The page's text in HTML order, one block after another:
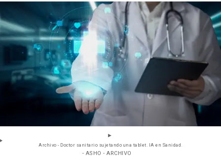
Archivo - Doctor sanitario sujetando una tablet. IA en Sanidad.
- ASHO - ARCHIVO